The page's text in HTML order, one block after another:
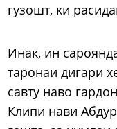
гузошт, ки
Инак, ин
таронаи дигари
савту наво
Клипи нави